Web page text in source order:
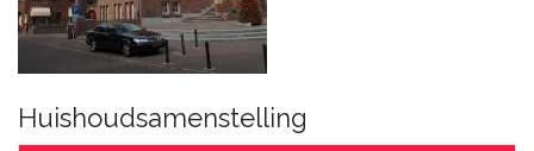
Huishoudsamenstelling